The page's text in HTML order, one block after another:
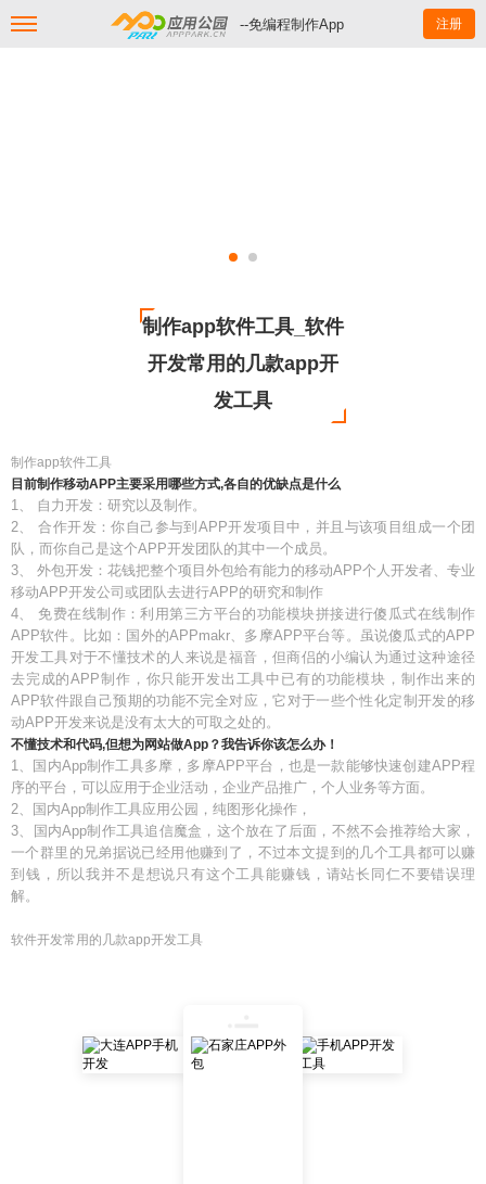
--免编程制作App 注册
制作app软件工具_软件
开发常用的几款app开
发工具
制作app软件工具
目前制作移动APP主要采用哪些方式,各自的优缺点是什么
1、 自力开发：研究以及制作。
2、 合作开发：你自己参与到APP开发项目中，并且与该项目组成一个团
队，而你自己是这个APP开发团队的其中一个成员。
3、 外包开发：花钱把整个项目外包给有能力的移动APP个人开发者、专业
移动APP开发公司或团队去进行APP的研究和制作
4、 免费在线制作：利用第三方平台的功能模块拼接进行傻瓜式在线制作
APP软件。比如：国外的APPmakr、多摩APP平台等。虽说傻瓜式的APP
开发工具对于不懂技术的人来说是福音，但商侣的小编认为通过这种途径
去完成的APP制作，你只能开发出工具中已有的功能模块，制作出来的
APP软件跟自己预期的功能不完全对应，它对于一些个性化定制开发的移
动APP开发来说是没有太大的可取之处的。
不懂技术和代码,但想为网站做App？我告诉你该怎么办！
1、国内App制作工具多摩，多摩APP平台，也是一款能够快速创建APP程
序的平台，可以应用于企业活动，企业产品推广，个人业务等方面。
2、国内App制作工具应用公园，纯图形化操作，
3、国内App制作工具追信魔盒，这个放在了后面，不然不会推荐给大家，
一个群里的兄弟据说已经用他赚到了，不过本文提到的几个工具都可以赚
到钱，所以我并不是想说只有这个工具能赚钱，请站长同仁不要错误理
解。
软件开发常用的几款app开发工具